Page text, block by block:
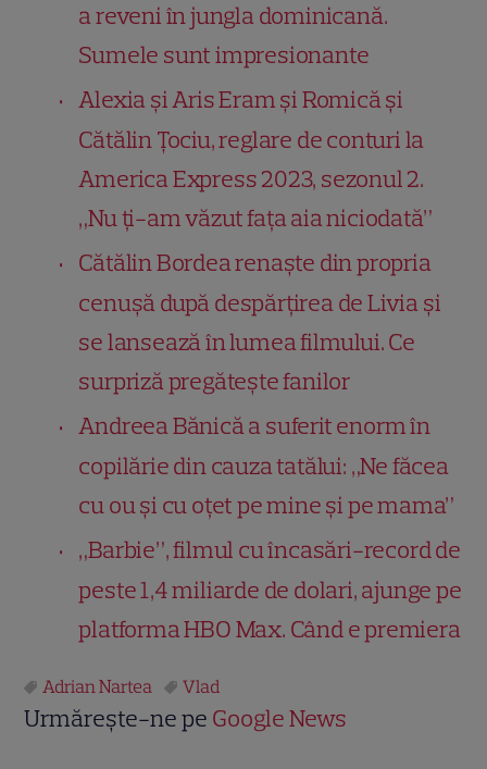
a reveni în jungla dominicană.
Sumele sunt impresionante
Alexia și Aris Eram și Romică și
Cătălin Țociu, reglare de conturi la
America Express 2023, sezonul 2.
„Nu ți-am văzut fața aia niciodată”
Cătălin Bordea renaște din propria
cenușă după despărțirea de Livia și
se lansează în lumea filmului. Ce
surpriză pregătește fanilor
Andreea Bănică a suferit enorm în
copilărie din cauza tatălui: „Ne făcea
cu ou și cu oțet pe mine și pe mama”
„Barbie”, filmul cu încasări-record de
peste 1,4 miliarde de dolari, ajunge pe
platforma HBO Max. Când e premiera
Adrian Nartea Vlad
Urmărește-ne pe Google News